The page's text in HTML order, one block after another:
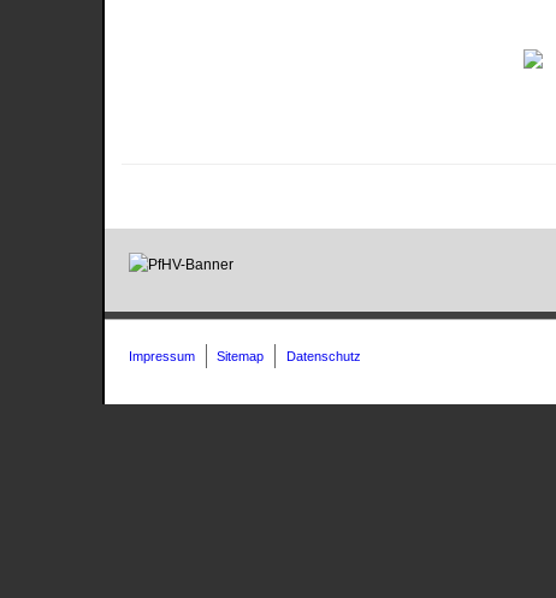
Impressum Sitemap Datenschutz